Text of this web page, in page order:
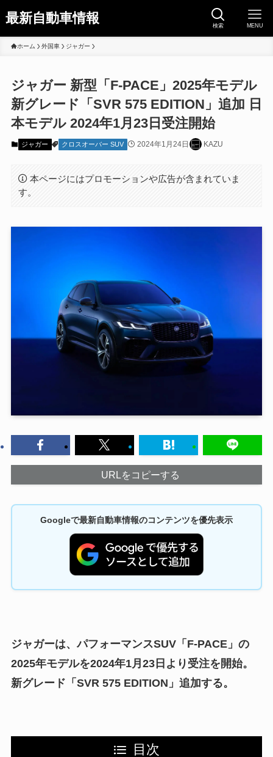
最新自動車情報 検索 MENU
ホーム 外国車 ジャガー
ジャガー 新型「F-PACE」2025年モデル
新グレード「SVR 575 EDITION」追加 日
本モデル 2024年1月23日受注開始
ジャガー クロスオーバー SUV 2024年1月24日 KAZU
本ページにはプロモーションや広告が含まれていま
す。
URLをコピーする
Googleで最新自動車情報のコンテンツを優先表示
ジャガーは、パフォーマンスSUV「F-PACE」の
2025年モデルを2024年1月23日より受注を開始。
新グレード「SVR 575 EDITION」追加する。
目次